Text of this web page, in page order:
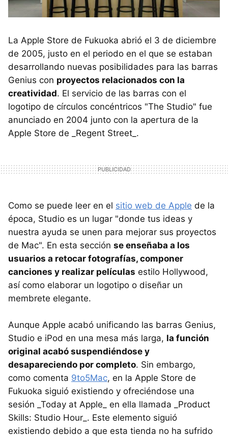
La Apple Store de Fukuoka abrió el 3 de diciembre
de 2005, justo en el periodo en el que se estaban
desarrollando nuevas posibilidades para las barras
Genius con proyectos relacionados con la
creatividad. El servicio de las barras con el
logotipo de círculos concéntricos "The Studio" fue
anunciado en 2004 junto con la apertura de la
Apple Store de _Regent Street_.
Como se puede leer en el sitio web de Apple de la
época, Studio es un lugar "donde tus ideas y
nuestra ayuda se unen para mejorar sus proyectos
de Mac". En esta sección se enseñaba a los
usuarios a retocar fotografías, componer
canciones y realizar películas estilo Hollywood,
así como elaborar un logotipo o diseñar un
membrete elegante.
Aunque Apple acabó unificando las barras Genius,
Studio e iPod en una mesa más larga, la función
original acabó suspendiéndose y
desapareciendo por completo. Sin embargo,
como comenta 9to5Mac, en la Apple Store de
Fukuoka siguió existiendo y ofreciéndose una
sesión _Today at Apple_ en ella llamada _Product
Skills: Studio Hour_. Este elemento siguió
existiendo debido a que esta tienda no ha sufrido